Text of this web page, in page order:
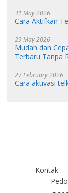
31 May 2026
Cara Aktifkan
29 May 2026
Mudah dan
Terbaru Tanpa
27 February 2026
Cara aktivasi
Kontak